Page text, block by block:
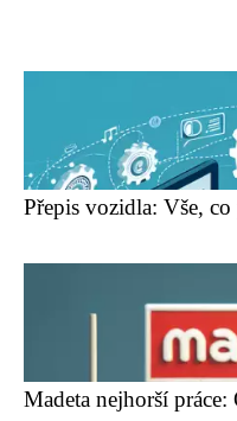
Přepis vozidla: Vše,
Madeta nejhorší